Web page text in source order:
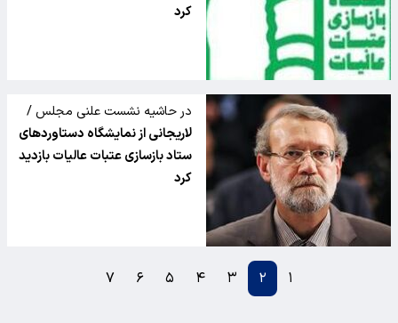
کرد
در حاشیه نشست علنی مجلس /
لاریجانی از نمایشگاه دستاوردهای
ستاد بازسازی عتبات عالیات بازدید
کرد
۱ ۲ ۳ ۴ ۵ ۶ ۷